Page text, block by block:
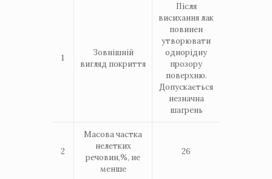
1
Зовнішній
вигляд покриття
Після
висихання лак
повинен
утворювати
однорідну
прозору
поверхню.
Допускається
незначна
шагрень
2
Масова частка
нелетких
речовин,%, не
менше
26